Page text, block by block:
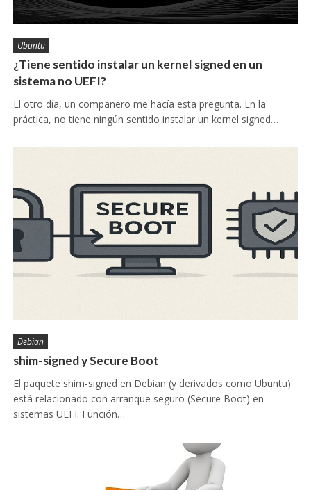
Ubuntu
¿Tiene sentido instalar un kernel signed en un
sistema no UEFI?
El otro día, un compañero me hacía esta pregunta. En la
práctica, no tiene ningún sentido instalar un kernel signed…
Debian
shim-signed y Secure Boot
El paquete shim-signed en Debian (y derivados como Ubuntu)
está relacionado con arranque seguro (Secure Boot) en
sistemas UEFI. Función…